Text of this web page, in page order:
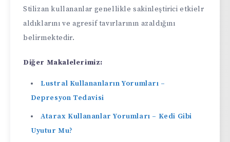
Stilizan kullananlar genellikle sakinleştirici etkielr
aldıklarını ve agresif tavırlarının azaldığını
belirmektedir.
Diğer Makalelerimiz:
Lustral Kullananların Yorumları –
Depresyon Tedavisi
Atarax Kullananlar Yorumları – Kedi Gibi
Uyutur Mu?